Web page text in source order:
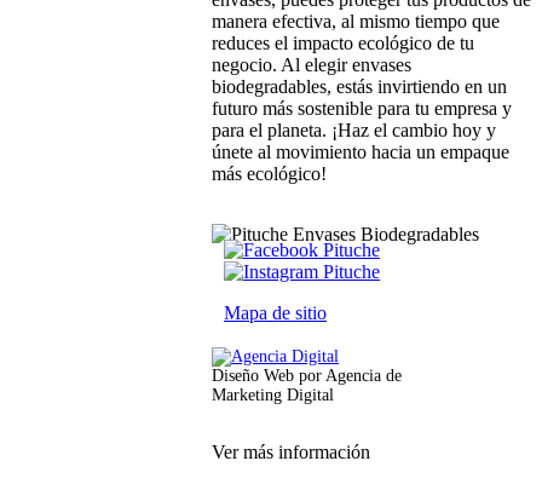
Ver más información
manera efectiva, al mismo tiempo que
reduces el impacto ecológico de tu
negocio. Al elegir envases
biodegradables, estás invirtiendo en un
futuro más sostenible para tu empresa y
para el planeta. ¡Haz el cambio hoy y
únete al movimiento hacia un empaque
más ecológico!
Mapa de sitio
Diseño Web por Agencia de
Marketing Digital